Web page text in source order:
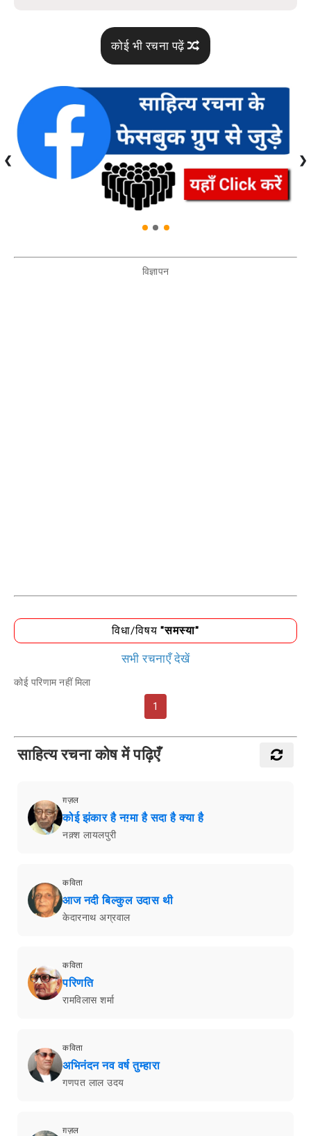
कोई भी रचना पढ़ें
❮ ❯
विज्ञापन
विधा/विषय"समस्या"
सभी रचनाएँ देखें
कोई परिणाम नहीं मिला
1
साहित्य रचना कोष में पढ़िएँ
ग़ज़ल
कोई झंकार है नग़्मा है सदा है क्या है
नक़्श लायलपुरी
कविता
आज नदी बिल्कुल उदास थी
केदारनाथ अग्रवाल
कविता
परिणति
रामविलास शर्मा
कविता
अभिनंदन नव वर्ष तुम्हारा
गणपत लाल उदय
ग़ज़ल